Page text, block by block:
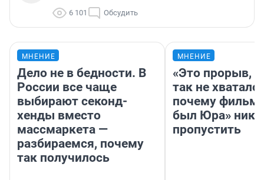
6 101 Обсудить
МНЕНИЕ
Дело не в бедности. В
России все чаще
выбирают секонд-
хенды вместо
массмаркета —
разбираемся, почему
так получилось
МНЕНИЕ
«Это прорыв,
так не
почему фильм
был Юра»
пропустить